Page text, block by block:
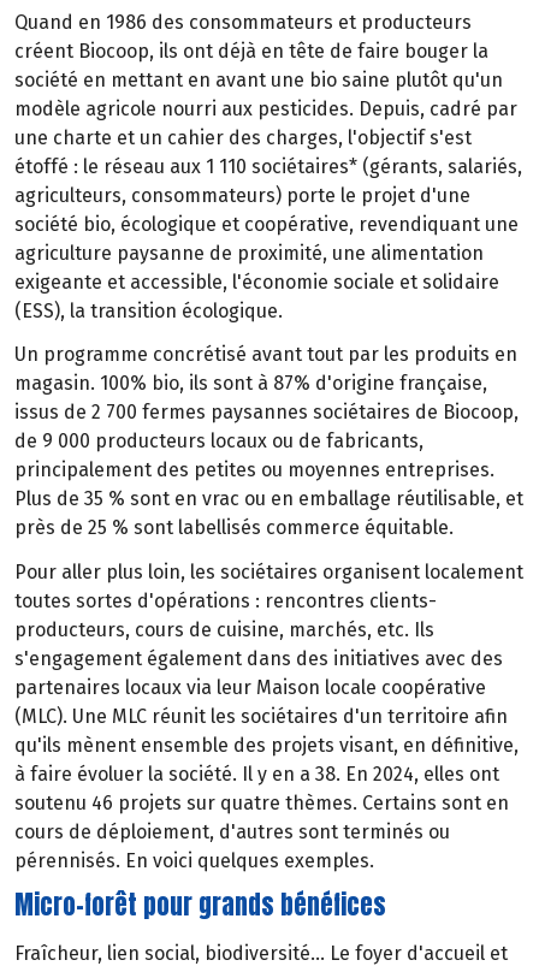
Quand en 1986 des consommateurs et producteurs
créent Biocoop, ils ont déjà en tête de faire bouger la
société en mettant en avant une bio saine plutôt qu'un
modèle agricole nourri aux pesticides. Depuis, cadré par
une charte et un cahier des charges, l'objectif s'est
étoffé : le réseau aux 1 110 sociétaires* (gérants, salariés,
agriculteurs, consommateurs) porte le projet d'une
société bio, écologique et coopérative, revendiquant une
agriculture paysanne de proximité, une alimentation
exigeante et accessible, l'économie sociale et solidaire
(ESS), la transition écologique.
Un programme concrétisé avant tout par les produits en
magasin. 100% bio, ils sont à 87% d'origine française,
issus de 2 700 fermes paysannes sociétaires de Biocoop,
de 9 000 producteurs locaux ou de fabricants,
principalement des petites ou moyennes entreprises.
Plus de 35 % sont en vrac ou en emballage réutilisable, et
près de 25 % sont labellisés commerce équitable.
Pour aller plus loin, les sociétaires organisent localement
toutes sortes d'opérations : rencontres clients-
producteurs, cours de cuisine, marchés, etc. Ils
s'engagement également dans des initiatives avec des
partenaires locaux via leur Maison locale coopérative
(MLC). Une MLC réunit les sociétaires d'un territoire afin
qu'ils mènent ensemble des projets visant, en définitive,
à faire évoluer la société. Il y en a 38. En 2024, elles ont
soutenu 46 projets sur quatre thèmes. Certains sont en
cours de déploiement, d'autres sont terminés ou
pérennisés. En voici quelques exemples.
Micro-forêt pour grands bénéfices
Fraîcheur, lien social, biodiversité... Le foyer d'accueil et